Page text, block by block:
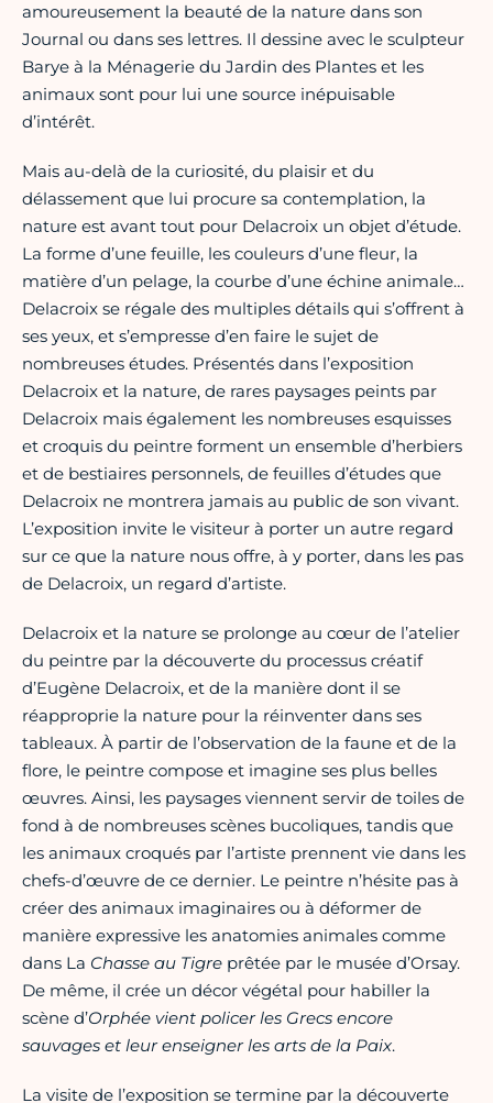
amoureusement la beauté de la nature dans son
Journal ou dans ses lettres. Il dessine avec le sculpteur
Barye à la Ménagerie du Jardin des Plantes et les
animaux sont pour lui une source inépuisable
d’intérêt.
Mais au-delà de la curiosité, du plaisir et du
délassement que lui procure sa contemplation, la
nature est avant tout pour Delacroix un objet d’étude.
La forme d’une feuille, les couleurs d’une fleur, la
matière d’un pelage, la courbe d’une échine animale…
Delacroix se régale des multiples détails qui s’offrent à
ses yeux, et s’empresse d’en faire le sujet de
nombreuses études. Présentés dans l’exposition
Delacroix et la nature, de rares paysages peints par
Delacroix mais également les nombreuses esquisses
et croquis du peintre forment un ensemble d’herbiers
et de bestiaires personnels, de feuilles d’études que
Delacroix ne montrera jamais au public de son vivant.
L’exposition invite le visiteur à porter un autre regard
sur ce que la nature nous offre, à y porter, dans les pas
de Delacroix, un regard d’artiste.
Delacroix et la nature se prolonge au cœur de l’atelier
du peintre par la découverte du processus créatif
d’Eugène Delacroix, et de la manière dont il se
réapproprie la nature pour la réinventer dans ses
tableaux. À partir de l’observation de la faune et de la
flore, le peintre compose et imagine ses plus belles
œuvres. Ainsi, les paysages viennent servir de toiles de
fond à de nombreuses scènes bucoliques, tandis que
les animaux croqués par l’artiste prennent vie dans les
chefs-d’œuvre de ce dernier. Le peintre n’hésite pas à
créer des animaux imaginaires ou à déformer de
manière expressive les anatomies animales comme
dans La Chasse au Tigre prêtée par le musée d’Orsay.
De même, il crée un décor végétal pour habiller la
scène d’Orphée vient policer les Grecs encore
sauvages et leur enseigner les arts de la Paix.
La visite de l’exposition se termine par la découverte